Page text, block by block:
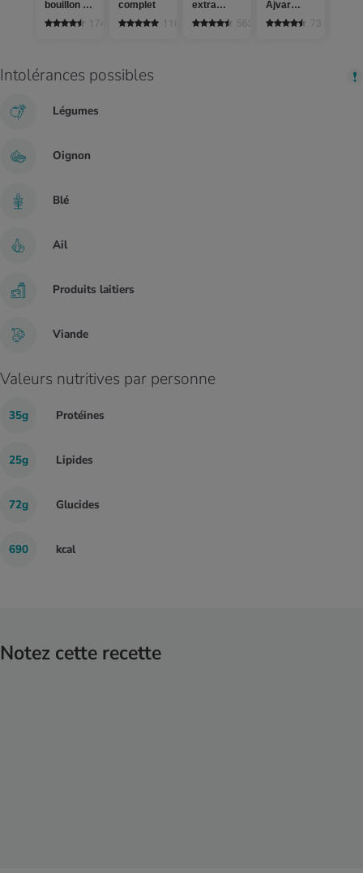
bouillon de
légumes
174
complet
116
extra
vierge
563
Ajvar
doux,
100%
73
Intolérances possibles
Légumes
Oignon
Blé
Ail
Produits laitiers
Viande
Valeurs nutritives par personne
35g Protéines
25g Lipides
72g Glucides
690 kcal
Notez cette recette